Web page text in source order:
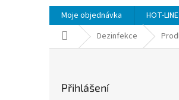
Moje objednávka HOT-LINE
Domů Dezinfekce
Přihlášení